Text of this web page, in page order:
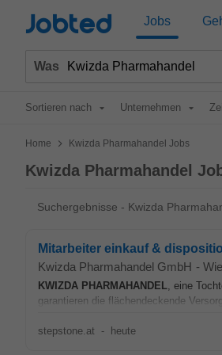
Jobted Jobs
Was
Sortieren nach Unternehmen
Home > Kwizda Pharmahandel Jobs
Kwizda Pharmahandel
Suchergebnisse - Kwizda
Mitarbeiter einkauf &
Kwizda Pharmahandel GmbH -
KWIZDA PHARMAHANDEL, eine
garantieren die flächendeckende
stepstone.at - heute